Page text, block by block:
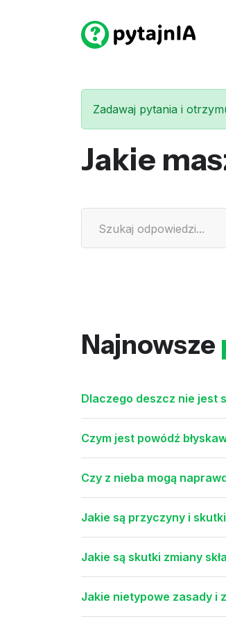
Zadawaj pytania i
Jakie
Najnowsze
Dlaczego deszcz nie jest
Czym jest powódź
Czy z nieba mogą
Jakie są przyczyny i
Jakie są skutki zmiany
Jakie nietypowe zasady i